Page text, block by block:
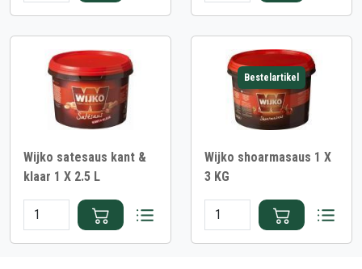
Wijko satesaus kant &
klaar 1 X 2.5 L
Bestelartikel
Wijko shoarmasaus 1 X
3 KG